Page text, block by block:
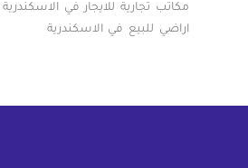
مكاتب تجارية للايجار في الاسكندرية
اراضي للبيع في الاسكندرية